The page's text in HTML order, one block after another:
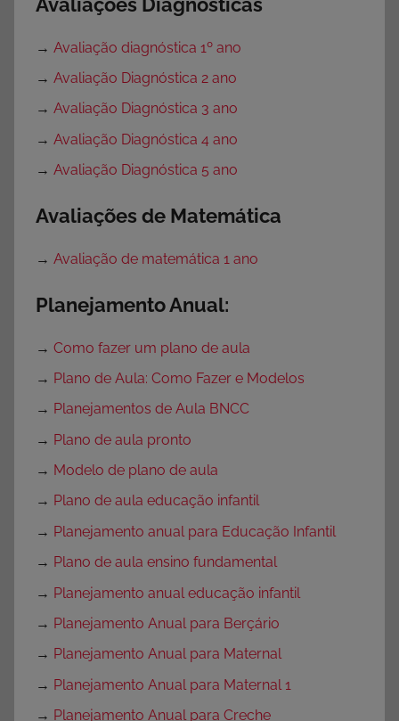
→ Avaliação diagnóstica 1º ano
→ Avaliação Diagnóstica 2 ano
→ Avaliação Diagnóstica 3 ano
→ Avaliação Diagnóstica 4 ano
→ Avaliação Diagnóstica 5 ano
Avaliações de Matemática
→ Avaliação de matemática 1 ano
Planejamento Anual:
→ Como fazer um plano de aula
→ Plano de Aula: Como Fazer e Modelos
→ Planejamentos de Aula BNCC
→ Plano de aula pronto
→ Modelo de plano de aula
→ Plano de aula educação infantil
→ Planejamento anual para Educação Infantil
→ Plano de aula ensino fundamental
→ Planejamento anual educação infantil
→ Planejamento Anual para Berçário
→ Planejamento Anual para Maternal
→ Planejamento Anual para Maternal 1
→ Planejamento Anual para Creche